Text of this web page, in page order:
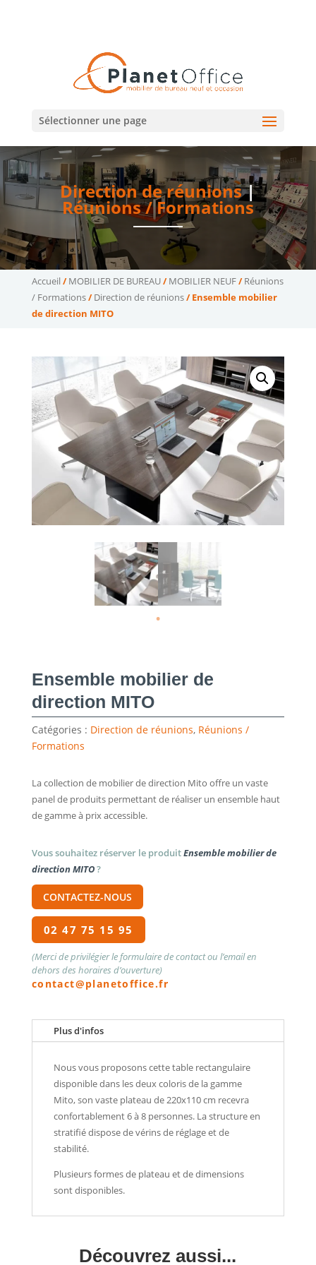
Sélectionner une page
Direction de réunions|
Réunions / Formations
Accueil /MOBILIER DE BUREAU/MOBILIER NEUF/Réunions
/ Formations/Direction de réunions/ Ensemble mobilier
de direction MITO
Ensemble mobilier de
direction MITO
Catégories : Direction de réunions, Réunions /
Formations
La collection de mobilier de direction Mito offre un vaste
panel de produits permettant de réaliser un ensemble haut
de gamme à prix accessible.
Vous souhaitez réserver le produitEnsemble mobilier de
direction MITO?
CONTACTEZ-NOUS
02 47 75 15 95
(Merci de privilégier le formulaire de contact ou l’email en
dehors des horaires d’ouverture)
contact@planetoffice.fr
Plus d'infos
Nous vous proposons cette table rectangulaire
disponible dans les deux coloris de la gamme
Mito, son vaste plateau de 220x110 cm recevra
confortablement 6 à 8 personnes. La structure en
stratifié dispose de vérins de réglage et de
stabilité.
Plusieurs formes de plateau et de dimensions
sont disponibles.
Découvrez aussi...